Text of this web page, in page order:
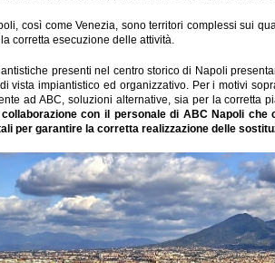
così come Venezia, sono territori complessi sui
corretta esecuzione delle attività.
presenti nel centro storico di Napoli
vista impiantistico ed organizzativo. Per i motivi
ad ABC, soluzioni alternative, sia per la corretta
con il personale di ABC Napoli
per garantire la corretta realizzazione delle